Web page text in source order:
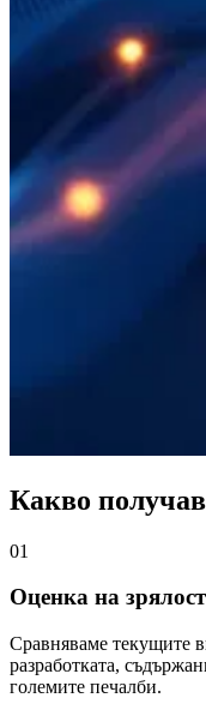
Какво
01
Оценка на
Сравняваме текущите
разработката,
големите печалби.